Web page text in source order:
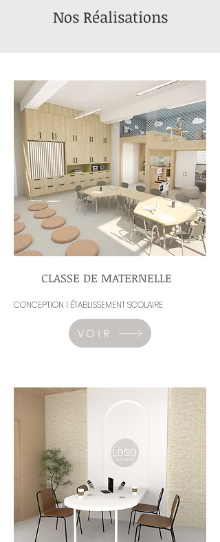
Nos Réalisations
CLASSE DE MATERNELLE
CONCEPTION | ÉTABLISSEMENT SCOLAIRE
VOIR